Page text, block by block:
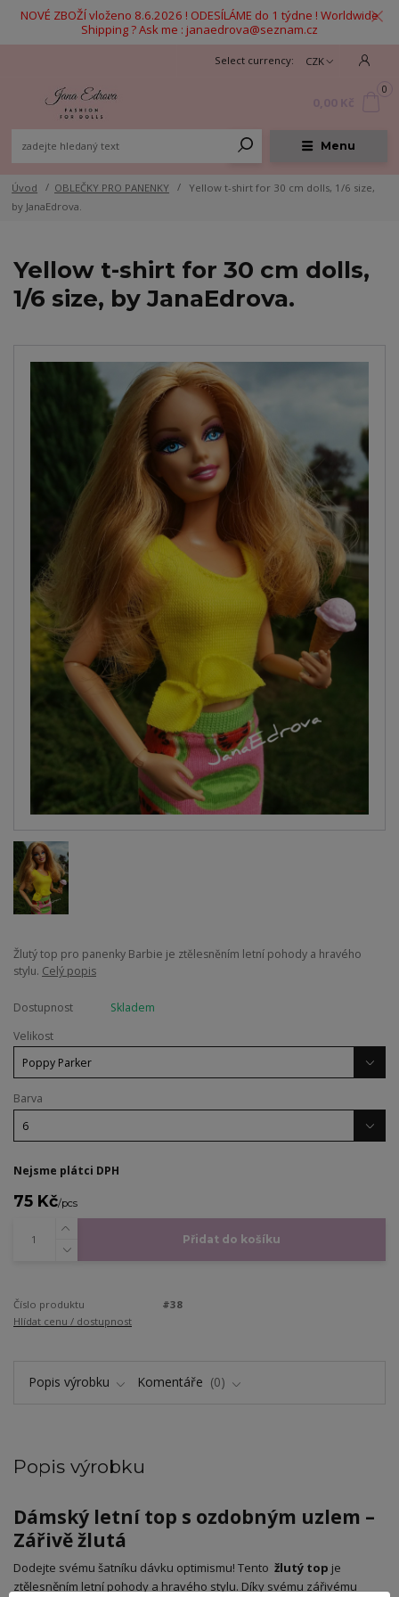
NOVÉ ZBOŽÍ vloženo 8.6.2026 ! ODESÍLÁME do 1 týdne ! Worldwide
Shipping ? Ask me : janaedrova@seznam.cz
Menu
CZK
0
Úvod OBLEČKY PRO PANENKY
Yellow t-shirt for 30 cm dolls, 1/6 size,
by JanaEdrova.
Yellow t-shirt for 30 cm dolls,
1/6 size, by JanaEdrova.
Žlutý top pro panenky Barbie je ztělesněním letní pohody a hravého
stylu. Celý popis
Dostupnost
Skladem
Velikost
Barva
Nejsme plátci DPH
75 Kč/pcs
Přidat do košíku
Číslo produktu
#38
Hlídat cenu / dostupnost
Popis výrobku Komentáře 0
Popis výrobku
Dámský letní top s ozdobným uzlem –
Zářivě žlutá
​Dodejte svému šatníku dávku optimismu! Tento žlutý top je
ztělesněním letní pohody a hravého stylu. Díky svému zářivému